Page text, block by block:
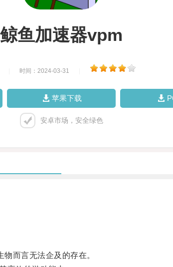
鲸鱼加速器vpm
时间：2024-03-31
苹果下载
安卓市场，安全绿色
而言无法企及的存在。